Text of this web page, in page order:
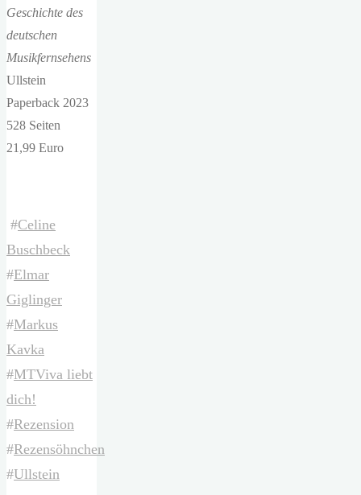
Geschichte des
deutschen
Musikfernsehens
Ullstein
Paperback 2023
528 Seiten
21,99 Euro
#Celine
Buschbeck
#Elmar
Giglinger
#Markus
Kavka
#MTViva liebt
dich!
#Rezension
#Rezensöhnchen
#Ullstein